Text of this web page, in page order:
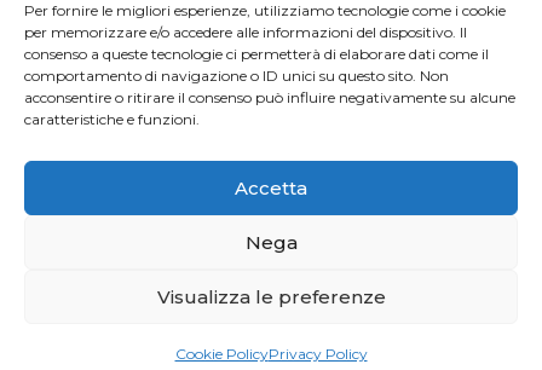
Per fornire le migliori esperienze, utilizziamo tecnologie come i cookie
per memorizzare e/o accedere alle informazioni del dispositivo. Il
consenso a queste tecnologie ci permetterà di elaborare dati come il
comportamento di navigazione o ID unici su questo sito. Non
acconsentire o ritirare il consenso può influire negativamente su alcune
caratteristiche e funzioni.
Accetta
Nega
Visualizza le preferenze
Cookie PolicyPrivacy Policy